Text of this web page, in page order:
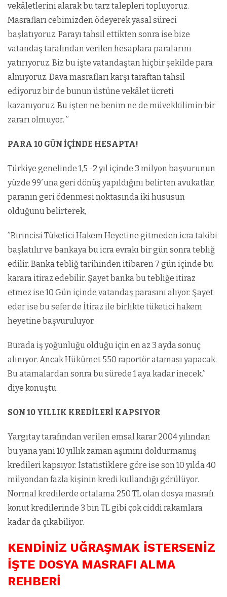
vekâletlerini alarak bu tarz talepleri topluyoruz.
Masrafları cebimizden ödeyerek yasal süreci
başlatıyoruz. Parayı tahsil ettikten sonra ise bize
vatandaş tarafından verilen hesaplara paralarını
yatırıyoruz. Biz bu işte vatandaştan hiçbir şekilde para
almıyoruz. Dava masrafları karşı taraftan tahsil
ediyoruz bir de bunun üstüne vekâlet ücreti
kazanıyoruz. Bu işten ne benim ne de müvekkilimin bir
zararı olmuyor. ”
PARA 10 GÜN İÇİNDE HESAPTA!
Türkiye genelinde 1,5 -2 yıl içinde 3 milyon başvurunun
yüzde 99′una geri dönüş yapıldığını belirten avukatlar,
paranın geri ödenmesi noktasında iki hususun
olduğunu belirterek,
”Birincisi Tüketici Hakem Heyetine gitmeden icra takibi
başlatılır ve bankaya bu icra evrakı bir gün sonra tebliğ
edilir. Banka tebliğ tarihinden itibaren 7 gün içinde bu
karara itiraz edebilir. Şayet banka bu tebliğe itiraz
etmez ise 10 Gün içinde vatandaş parasını alıyor. Şayet
eder ise bu sefer de İtiraz ile birlikte tüketici hakem
heyetine başvuruluyor.
Burada iş yoğunluğu olduğu için en az 3 ayda sonuç
alınıyor. Ancak Hükümet 550 raportör ataması yapacak.
Bu atamalardan sonra bu sürede 1 aya kadar inecek.”
diye konuştu.
SON 10 YILLIK KREDİLERİ KAPSIYOR
Yargıtay tarafından verilen emsal karar 2004 yılından
bu yana yani 10 yıllık zaman aşımını doldurmamış
kredileri kapsıyor. İstatistiklere göre ise son 10 yılda 40
milyondan fazla kişinin kredi kullandığı görülüyor.
Normal kredilerde ortalama 250 TL olan dosya masrafı
konut kredilerinde 3 bin TL gibi çok ciddi rakamlara
kadar da çıkabiliyor.
KENDİNİZ UĞRAŞMAK İSTERSENİZ
İŞTE DOSYA MASRAFI ALMA
REHBERİ